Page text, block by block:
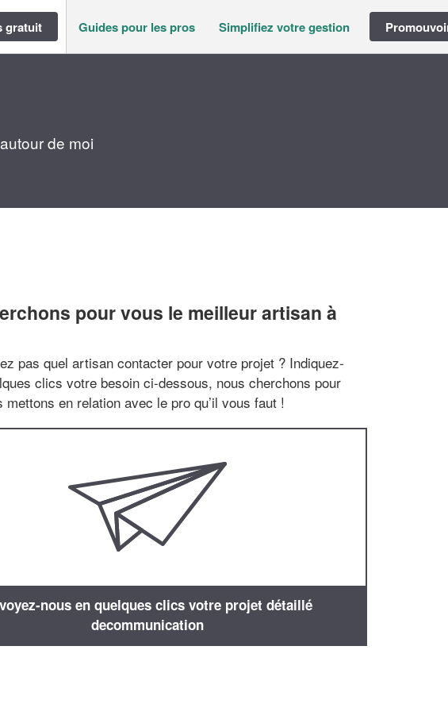
gratuit Guides pour les pros Simplifiez votre gestion
de moi
pour vous le meilleur artisan à
pas quel artisan contacter pour votre projet ? Indiquez-
clics votre besoin ci-dessous, nous cherchons pour
mettons en relation avec le pro qu’il vous faut !
nous en quelques clics votre projet détaillé
decommunication